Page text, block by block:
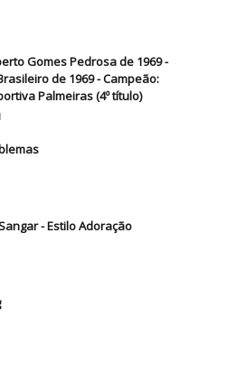
Gomes Pedrosa de 1969 -
de 1969 - Campeão:
Palmeiras (4º título)
- Estilo Adoração